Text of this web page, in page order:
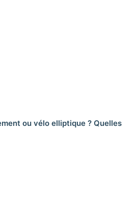
ou vélo elliptique ? Quelles